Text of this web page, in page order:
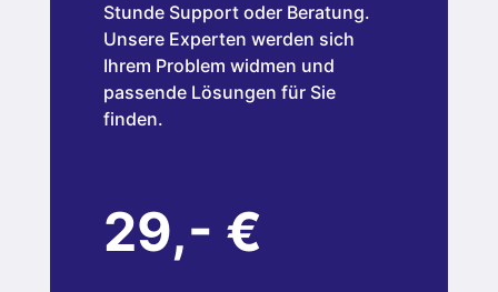
Stunde Support oder Beratung.
Unsere Experten werden sich
Ihrem Problem widmen und
passende Lösungen für Sie
finden.
29,- €